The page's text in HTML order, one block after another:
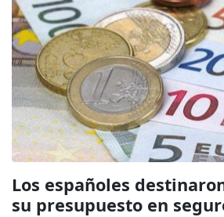
Los españoles
su presupuesto en